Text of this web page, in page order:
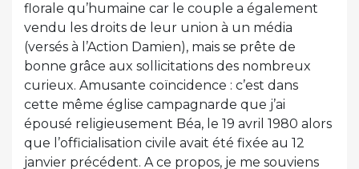
florale qu’humaine car le couple a également
vendu les droits de leur union à un média
(versés à l’Action Damien), mais se prête de
bonne grâce aux sollicitations des nombreux
curieux. Amusante coïncidence : c’est dans
cette même église campagnarde que j’ai
épousé religieusement Béa, le 19 avril 1980 alors
que l’officialisation civile avait été fixée au 12
janvier précédent. A ce propos, je me souviens